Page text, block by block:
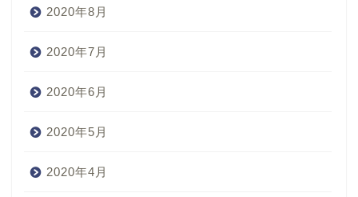
2020年8月
2020年7月
2020年6月
2020年5月
2020年4月